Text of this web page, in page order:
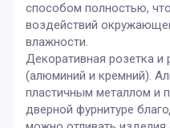
способом полностью,
воздействий
влажности.
Декоративная розетка и
(алюминий и кремний).
пластичным металлом и
дверной фурнитуре